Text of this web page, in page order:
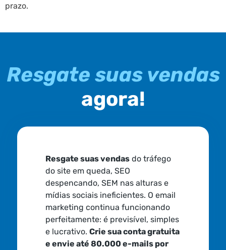
prazo.
Resgate suas vendas
agora!
Resgate suas vendasdo tráfego
do site em queda, SEO
despencando, SEM nas alturas e
mídias sociais ineficientes. O email
marketing continua funcionando
perfeitamente: é previsível, simples
e lucrativo. Crie sua conta gratuita
e envie até 80.000 e-mails por